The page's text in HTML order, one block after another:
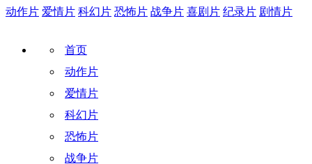
动作片 爱情片 科幻片 恐怖片 战争片 喜剧片 纪录片 剧情片
首页
动作片
爱情片
科幻片
恐怖片
战争片